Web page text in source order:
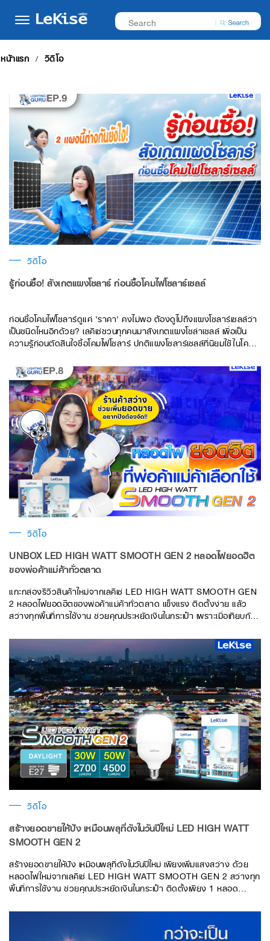
หน้าแรก วิดีโอ
วิดีโอ
รู้ก่อนซื้อ! สังเกตแผงโซลาร์ ก่อนซื้อโคมไฟโซลาร์เซลล์
ก่อนซื้อโคมไฟโซลาร์ดูแค่ 'ราคา' คงไม่พอ ต้องดูไปถึงแผงโซลาร์เซลล์ว่า
เป็นชนิดไหนอีกด้วย? เลคิเซ่ชวนทุกคนมาสังเกตแผงโซล่าเซลล์ เพื่อเป็น
ความรู้ก่อนตัดสินใจซื้อโคมไฟโซลาร์ ปกติแผงโซลาร์เซลล์ที่นิยมใช้ในโคมไฟ
ต่างกันอย่างไร? ไปดูได้ในคลิปนี้กันเลยค่ะ…
วิดีโอ
UNBOX LED HIGH WATT SMOOTH GEN 2 หลอดไฟยอดฮิต
ของพ่อค้าแม่ค้าทั่วตลาด
แกะกล่องรีวิวสินค้าใหม่จากเลคิเซ่ LED HIGH WATT SMOOTH GEN
2 หลอดไฟยอดฮิตของพ่อค้าแม่ค้าทั่วตลาด แข็งแรง ติดตั้งง่าย แล้ว
สว่างทุกพื้นที่การใช้งาน ช่วยคุณประหยัดเงินในกระเป๋า เพราะเมื่อเทียบกับ
ประหยัดไปได้ถึง 30% /หลอด /ต่อปี
วิดีโอ
สร้างยอดขายให้ปัง เหมือนพลุที่ดังในวันปีใหม่ LED HIGH WATT
SMOOTH GEN 2
สร้างยอดขายให้ปัง เหมือนพลุที่ดังในวันปีใหม่ เพียงเพิ่มแสงสว่าง ด้วย
หลอดไฟใหม่จากเลคิเซ่ LED HIGH WATT SMOOTH GEN 2 สว่างทุก
พื้นที่การใช้งาน ช่วยคุณประหยัดเงินในกระเป๋า ติดตั้งเพียง 1 หลอด